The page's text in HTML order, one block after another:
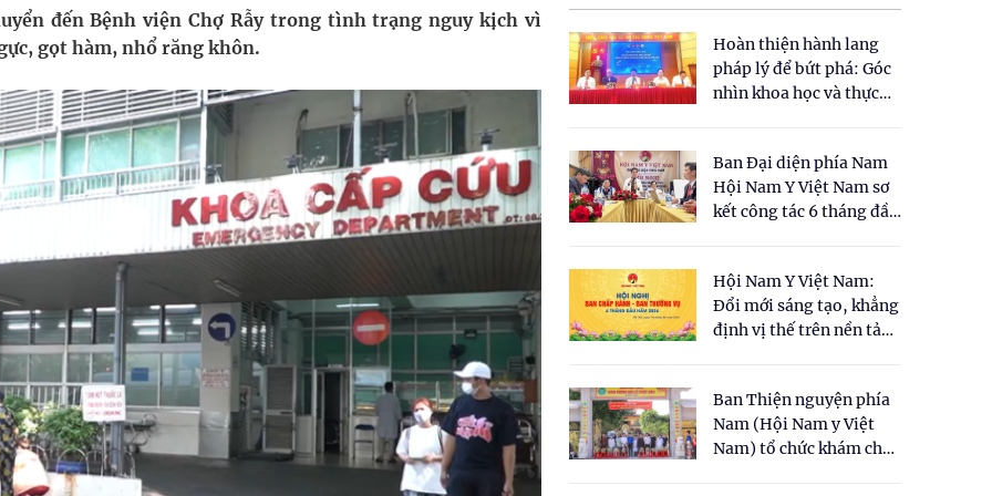
riêng 2026
vực cấp cứu, điều trị đột quỵ
lại khai thác vào ngày 19/8
Máu Của Các Loài Nhân Sâm (Panax Spp.): Tổng
quốc
đến Bệnh viện Chợ Rẫy trong tình trạng nguy kịch vì
gọt hàm, nhổ răng khôn.
Hoàn thiện hành lang
pháp lý để bứt phá: Góc
nhìn khoa học và thực
cho Luật Y dược cổ
truyền Việt Nam"
Ban Đại diện phía Nam
Hội Nam Y Việt Nam sơ
kết công tác 6 tháng đầu
Hội Nam Y Việt Nam:
Đổi mới sáng tạo, khẳng
định vị thế trên nền tảng
Ban Thiện nguyện phía
Nam (Hội Nam y Việt
Nam) tổ chức khám chữa